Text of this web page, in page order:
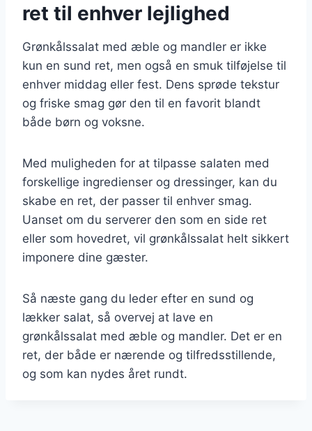
ret til enhver lejlighed
Grønkålssalat med æble og mandler er ikke
kun en sund ret, men også en smuk tilføjelse til
enhver middag eller fest. Dens sprøde tekstur
og friske smag gør den til en favorit blandt
både børn og voksne.
Med muligheden for at tilpasse salaten med
forskellige ingredienser og dressinger, kan du
skabe en ret, der passer til enhver smag.
Uanset om du serverer den som en side ret
eller som hovedret, vil grønkålssalat helt sikkert
imponere dine gæster.
Så næste gang du leder efter en sund og
lækker salat, så overvej at lave en
grønkålssalat med æble og mandler. Det er en
ret, der både er nærende og tilfredsstillende,
og som kan nydes året rundt.